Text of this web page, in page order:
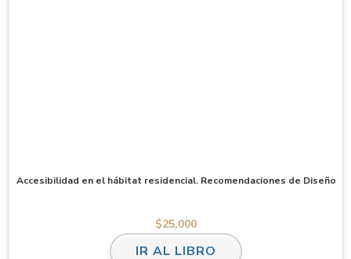
Accesibilidad en el hábitat residencial. Recomendaciones de Diseño
$25,000
IR AL LIBRO